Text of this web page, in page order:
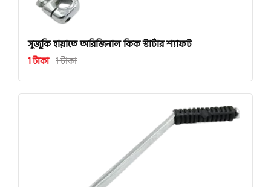
সুজুকি হায়াতে অরিজিনাল কিক স্টার্টার শ্যাফট
1 টাকা 1 টাকা